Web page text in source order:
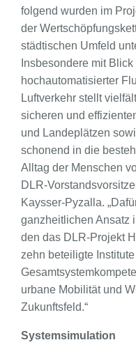
folgend wurden im
der
städtischen Umfeld
Insbesondere mit
hochautomatisierter
Luftverkehr stellt
sicheren und
und Landeplätzen
schonend in die
Alltag der Menschen
DLR-
Kaysser-Pyzalla.
ganzheitlichen Ansatz
den das DLR-Projekt
zehn beteiligte
urbane Mobilität und
Zukunftsfeld.“
Systemsimulation